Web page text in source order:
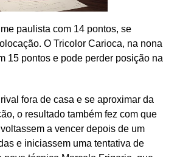
paulista com 14 pontos, se
O Tricolor Carioca, na nona
15 pontos e pode perder posição na
fora de casa e se aproximar da
o resultado também fez com que
a vencer depois de um
e iniciassem uma tentativa de